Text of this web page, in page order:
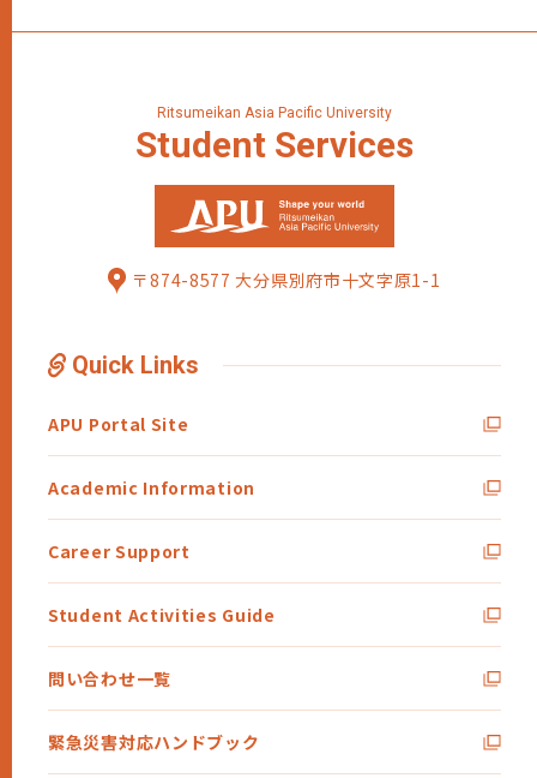
Ritsumeikan Asia Pacific University
Student Services
〒874-8577 大分県別府市十文字原1-1
Quick Links
APU Portal Site
Academic Information
Career Support
Student Activities Guide
問い合わせ一覧
緊急災害対応ハンドブック